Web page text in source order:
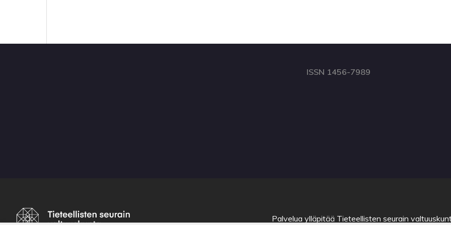
ISSN 1456-7989
Palvelua ylläpitää Tieteellisten seurain